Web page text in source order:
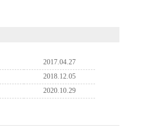
2017.04.27
2018.12.05
2020.10.29